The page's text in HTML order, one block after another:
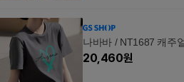
나바바 / NT1687 캐주
20,460원